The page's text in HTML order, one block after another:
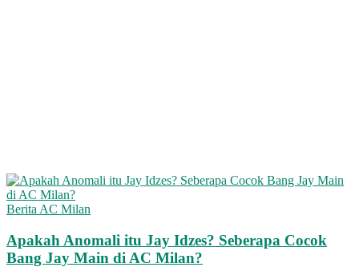
Berita AC Milan
Apakah Anomali itu Jay Idzes? Seberapa Cocok
Bang Jay Main di AC Milan?